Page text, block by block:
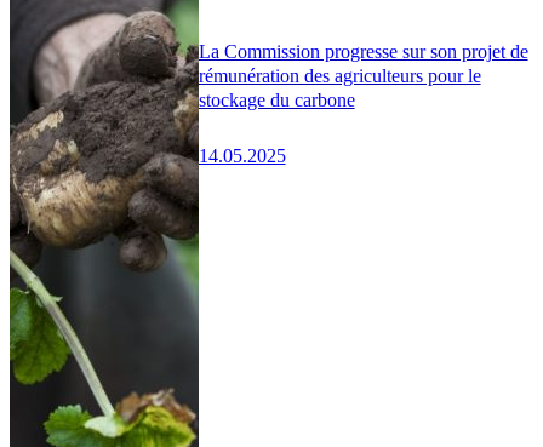
La Commission progresse sur son projet de
rémunération des agriculteurs pour le
stockage du carbone
14.05.2025